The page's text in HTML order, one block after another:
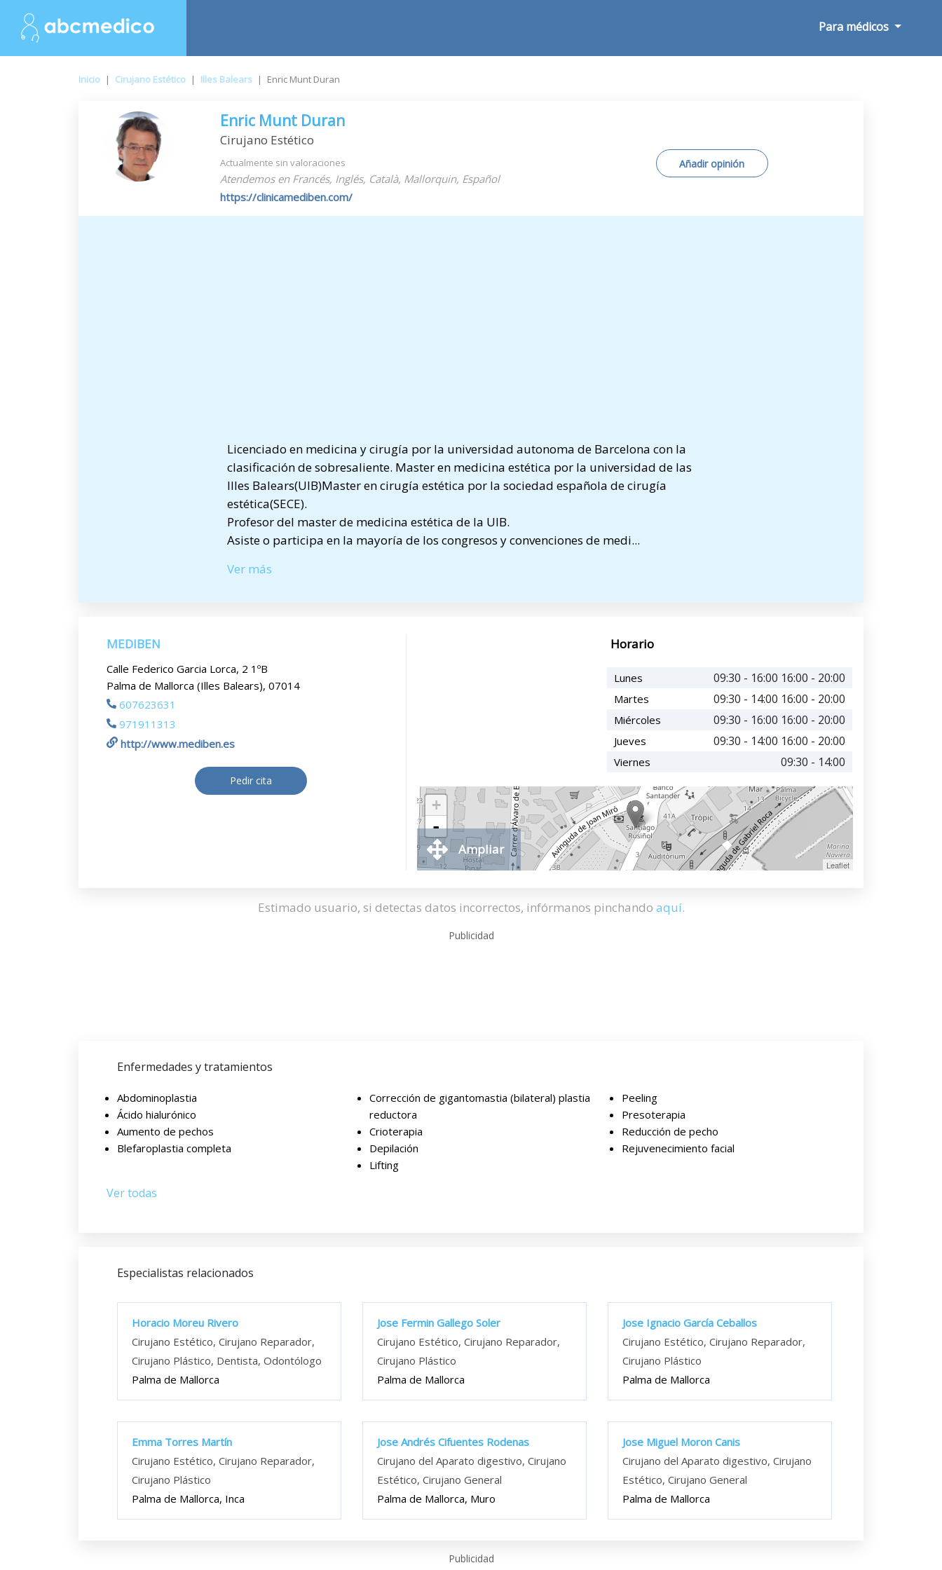
Para médicos
Inicio | Cirujano Estético | Illes Balears | Enric Munt Duran
Enric Munt Duran
Cirujano Estético
Actualmente sin valoraciones
Atendemos en Francés, Inglés, Català, Mallorquin, Español
https://clinicamediben.com/
Añadir opinión
Licenciado en medicina y cirugía por la universidad autonoma de Barcelona con la
clasificación de sobresaliente. Master en medicina estética por la universidad de las
Illes Balears(UIB)Master en cirugía estética por la sociedad española de cirugía
estética(SECE).
Profesor del master de medicina estética de la UIB.
Asiste o participa en la mayoría de los congresos y convenciones de medi...
Ver más
MEDIBEN
Calle Federico Garcia Lorca, 2 1ºB
Palma de Mallorca (Illes Balears), 07014
607623631
971911313
http://www.mediben.es
Pedir cita
Horario
Lunes 09:30 - 16:00 16:00 - 20:00
Martes 09:30 - 14:00 16:00 - 20:00
Miércoles 09:30 - 16:00 16:00 - 20:00
Jueves 09:30 - 14:00 16:00 - 20:00
Viernes 09:30 - 14:00
+
-
Leaflet
Ampliar
Estimado usuario, si detectas datos incorrectos, infórmanos pinchando aquí.
Publicidad
Enfermedades y tratamientos
Abdominoplastia
Ácido hialurónico
Aumento de pechos
Blefaroplastia completa
Corrección de gigantomastia (bilateral) plastia
reductora
Crioterapia
Depilación
Lifting
Peeling
Presoterapia
Reducción de pecho
Rejuvenecimiento facial
Ver todas
Especialistas relacionados
Horacio Moreu Rivero
Cirujano Estético, Cirujano Reparador,
Cirujano Plástico, Dentista, Odontólogo
Palma de Mallorca
Jose Fermin Gallego Soler
Cirujano Estético, Cirujano Reparador,
Cirujano Plástico
Palma de Mallorca
Jose Ignacio García Ceballos
Cirujano Estético, Cirujano Reparador,
Cirujano Plástico
Palma de Mallorca
Emma Torres Martín
Cirujano Estético, Cirujano Reparador,
Cirujano Plástico
Palma de Mallorca, Inca
Jose Andrés Cifuentes Rodenas
Cirujano del Aparato digestivo, Cirujano
Estético, Cirujano General
Palma de Mallorca, Muro
Jose Miguel Moron Canis
Cirujano del Aparato digestivo, Cirujano
Estético, Cirujano General
Palma de Mallorca
Publicidad